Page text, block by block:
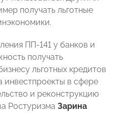
получать льготные
ПП-141 у банков и
получать
льготных кредитов
инвестпроекты в сфере
и реконструкцию
Ростуризма Зарина